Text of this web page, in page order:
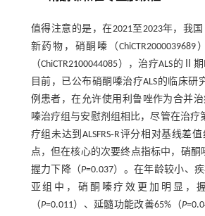
值得注意的是，在2021至2023年，我
新药物，硝酮嗪（
（ChiCTR2100044085），治疗ALS的Ⅱ
目前，已公布硝酮嗪治疗ALS的临床研
例患者，在允许使用利鲁唑作为合并
嗪治疗组与安慰剂组相比，尽管在治疗
疗组未达到ALSFRS‐R评分相对基线差
点，但在核心的次要终点指标中，硝酮
握力下降（P=0.037）。在年龄较小、
亚组中，硝酮嗪疗效更加明显，
（P=0.011）、延髓功能改善65%（P